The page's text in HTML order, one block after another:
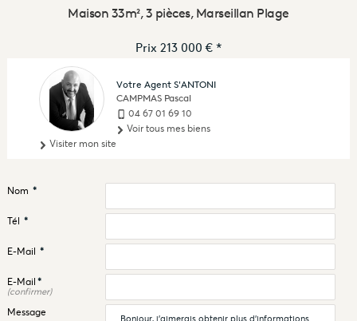
Maison 33m², 3 pièces, Marseillan Plage
Prix213 000 € *
Votre Agent S'ANTONI
CAMPMAS Pascal
04 67 01 69 10
Voir tous mes biens
Visiter mon site
Nom *
Tél *
E-Mail *
E-Mail *
(confirmer)
Message